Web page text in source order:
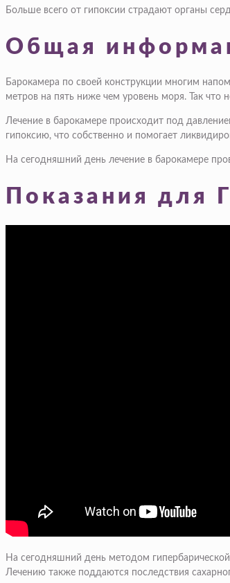
Больше всего от гипоксии страдают органы
Общая
Барокамера по своей конструкции многим
метров на пять ниже чем уровень моря. Так что
Лечение в барокамере происходит под
гипоксию, что собственно и помогает
На сегодняшний день лечение в барокамере
Показания для
На сегодняшний день методом
Лечению также поддаются последствия